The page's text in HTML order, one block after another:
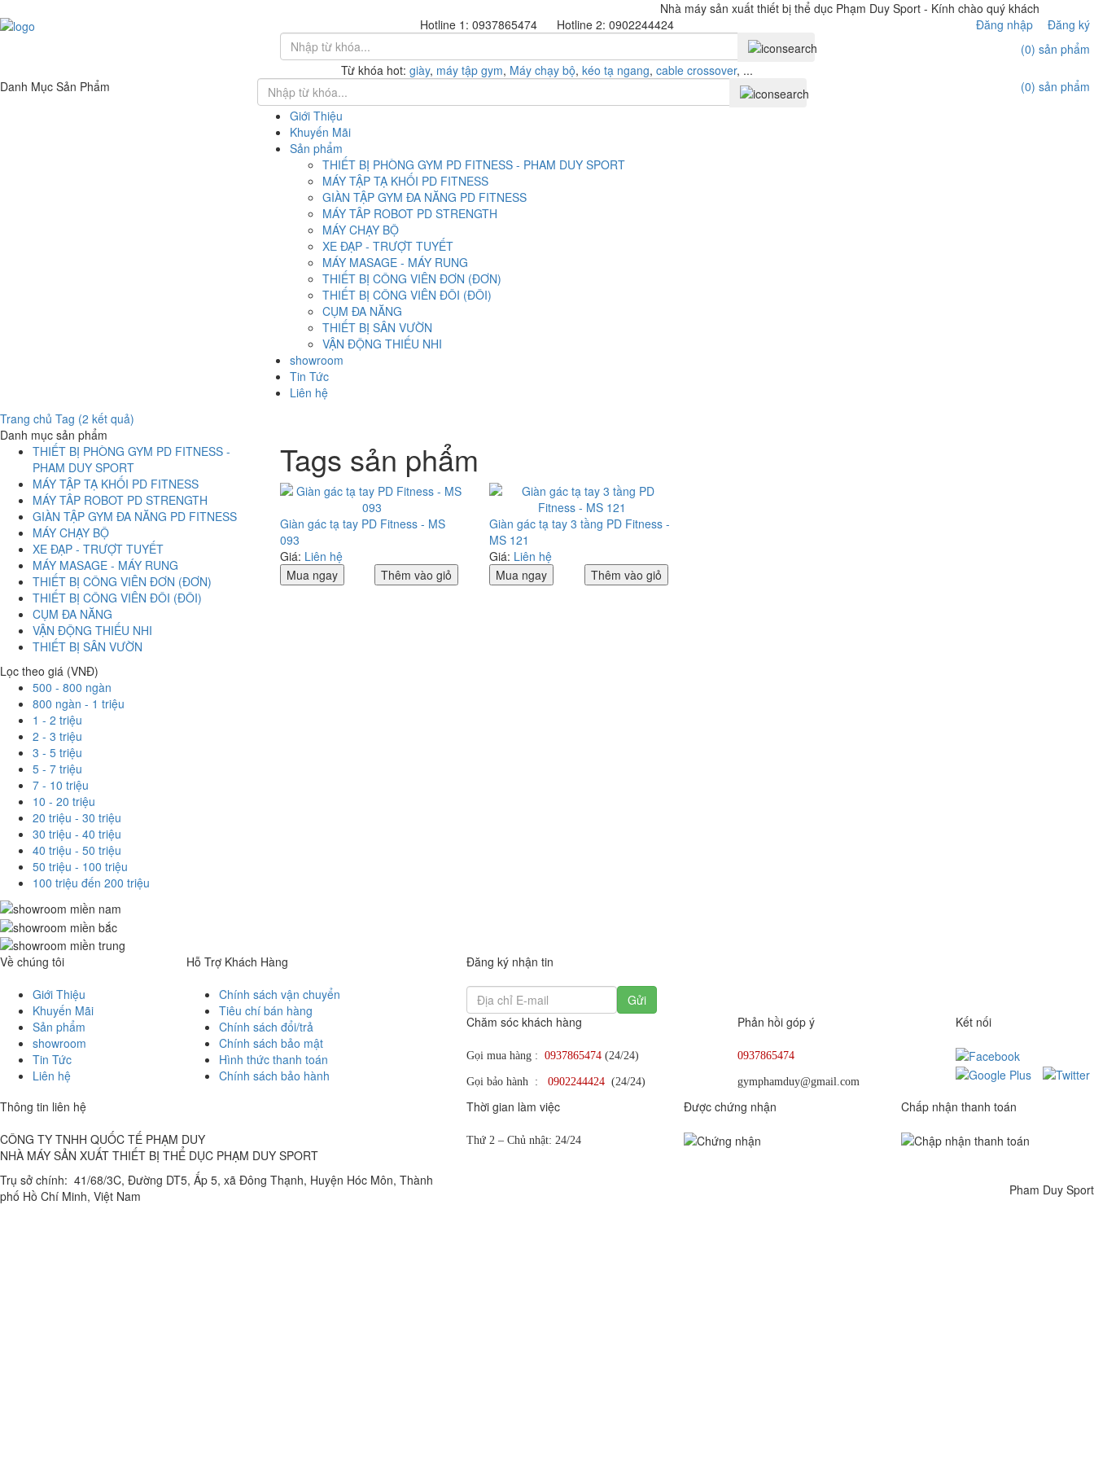
Nhà máy sản xuất thiết bị thể dục Phạm Duy Sport - Kính chào quý khách
Hotline 1: 0937865474 Hotline 2: 0902244424
Từ khóa hot: giày, máy tập gym, Máy chạy bộ, kéo tạ ngang, cable crossover, ...
Đăng nhập
Đăng ký
(0) sản phẩm
Danh Mục Sản Phẩm (0) sản phẩm
Giới Thiệu
Khuyến Mãi
Sản phẩm
THIẾT BỊ PHÒNG GYM PD FITNESS - PHAM DUY SPORT
MÁY TẬP TẠ KHỐI PD FITNESS
GIÀN TẬP GYM ĐA NĂNG PD FITNESS
MÁY TÂP ROBOT PD STRENGTH
MÁY CHẠY BỘ
XE ĐẠP - TRƯỢT TUYẾT
MÁY MASAGE - MÁY RUNG
THIẾT BỊ CÔNG VIÊN ĐƠN (ĐƠN)
THIẾT BỊ CÔNG VIÊN ĐÔI (ĐÔI)
CỤM ĐA NĂNG
THIẾT BỊ SÂN VƯỜN
VẬN ĐỘNG THIẾU NHI
showroom
Tin Tức
Liên hệ
Trang chủ Tag (2 kết quả)
Danh mục sản phẩm
THIẾT BỊ PHÒNG GYM PD FITNESS -
PHAM DUY SPORT
MÁY TẬP TẠ KHỐI PD FITNESS
MÁY TÂP ROBOT PD STRENGTH
GIÀN TẬP GYM ĐA NĂNG PD FITNESS
MÁY CHẠY BỘ
XE ĐẠP - TRƯỢT TUYẾT
MÁY MASAGE - MÁY RUNG
THIẾT BỊ CÔNG VIÊN ĐƠN (ĐƠN)
THIẾT BỊ CÔNG VIÊN ĐÔI (ĐÔI)
CỤM ĐA NĂNG
VẬN ĐỘNG THIẾU NHI
THIẾT BỊ SÂN VƯỜN
Lọc theo giá (VNĐ)
500 - 800 ngàn
800 ngàn - 1 triệu
1 - 2 triệu
2 - 3 triệu
3 - 5 triệu
5 - 7 triệu
7 - 10 triệu
10 - 20 triệu
20 triệu - 30 triệu
30 triệu - 40 triệu
40 triệu - 50 triệu
50 triệu - 100 triệu
100 triệu đến 200 triệu
Tags sản phẩm
Giàn gác tạ tay PD Fitness - MS
093
Giá: Liên hệ
Mua ngay
Thêm vào giỏ
Giàn gác tạ tay 3 tầng PD Fitness -
MS 121
Giá: Liên hệ
Mua ngay
Thêm vào giỏ
Về chúng tôi
Giới Thiệu
Khuyến Mãi
Sản phẩm
showroom
Tin Tức
Liên hệ
Hỗ Trợ Khách Hàng
Chính sách vận chuyển
Tiêu chí bán hàng
Chính sách đổi/trả
Chính sách bảo mật
Hình thức thanh toán
Chính sách bảo hành
Đăng ký nhận tin
Gửi
Chăm sóc khách hàng
Gọi mua hàng : 0937865474 (24/24)
Gọi bảo hành : 0902244424 (24/24)
Phản hồi góp ý
0937865474
gymphamduy@gmail.com
Kết nối
Thông tin liên hệ
CÔNG TY TNHH QUỐC TẾ PHẠM DUY
NHÀ MÁY SẢN XUẤT THIẾT BỊ THỂ DỤC PHẠM DUY SPORT
Trụ sở chính: 41/68/3C, Đường DT5, Ấp 5, xã Đông Thạnh, Huyện Hóc Môn, Thành
phố Hồ Chí Minh, Việt Nam
Thời gian làm việc
Thứ 2 – Chủ nhật: 24/24
Được chứng nhận Chấp nhận thanh toán
Pham Duy Sport